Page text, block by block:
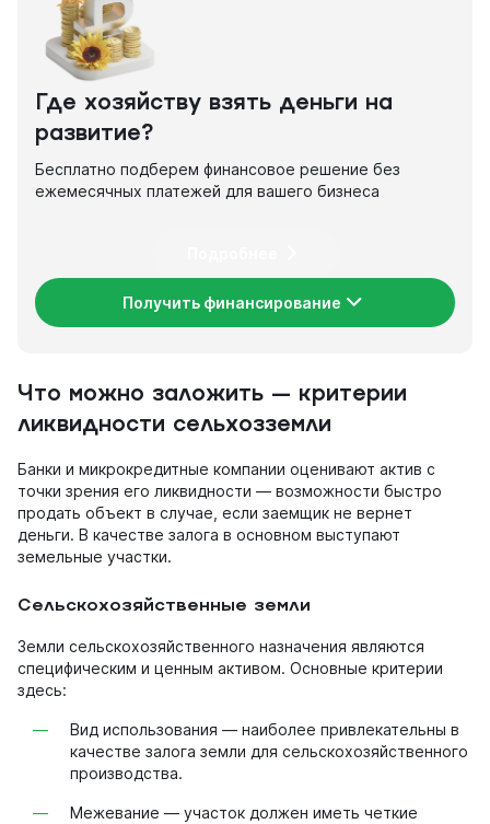
Где хозяйству взять деньги на
развитие?
Бесплатно подберем финансовое решение без
ежемесячных платежей для вашего бизнеса
Получить финансирование
Что можно заложить — критерии
ликвидности сельхозземли
Банки и микрокредитные компании оценивают актив с
точки зрения его ликвидности — возможности быстро
продать объект в случае, если заемщик не вернет
деньги. В качестве залога в основном выступают
земельные участки.
Сельскохозяйственные земли
Земли сельскохозяйственного назначения являются
специфическим и ценным активом. Основные критерии
здесь:
Вид использования — наиболее привлекательны в
качестве залога земли для сельскохозяйственного
производства.
Межевание — участок должен иметь четкие